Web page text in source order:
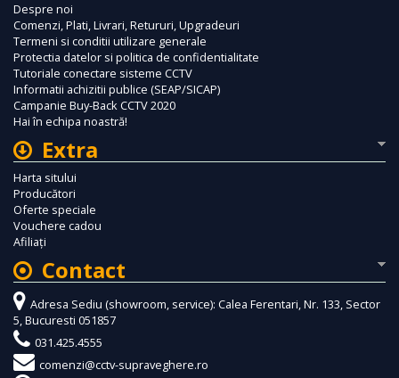
Despre noi
Comenzi, Plati, Livrari, Retururi, Upgradeuri
Termeni si conditii utilizare generale
Protectia datelor si politica de confidentialitate
Tutoriale conectare sisteme CCTV
Informatii achizitii publice (SEAP/SICAP)
Campanie Buy-Back CCTV 2020
Hai în echipa noastră!
Extra
Harta sitului
Producători
Oferte speciale
Vouchere cadou
Afiliaţi
Contact
Adresa Sediu (showroom, service): Calea Ferentari, Nr. 133, Sector
5, Bucuresti 051857
031.425.4555
comenzi@cctv-supraveghere.ro